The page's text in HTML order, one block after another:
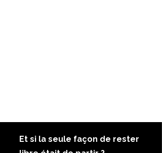
Et si la seule façon de rester